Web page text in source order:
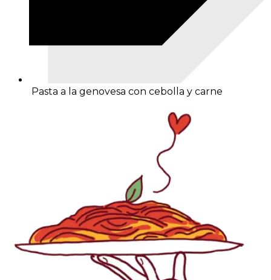
Pasta a la genovesa con cebolla y carne